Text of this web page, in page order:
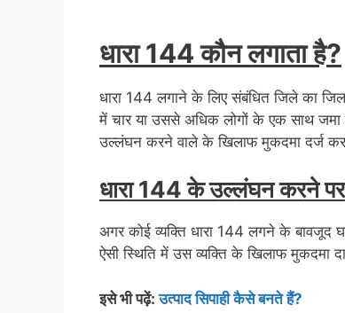
धारा 144 कौन लगाता है?
धारा 144 लगाने के लिए संबंधित जिले का
में चार या उससे अधिक लोगों के एक साथ जमा
उल्लंघन करने वाले के खिलाफ मुकदमा दर्ज
धारा 144 के उल्लंघन करने पर
अगर कोई व्यक्ति धारा 144 लगने के बावजूद
ऐसी स्थिति में उस व्यक्ति के खिलाफ मुकदमा
इसे भी पढ़ें:उत्पाद सिपाही कैसे बनते हैं?